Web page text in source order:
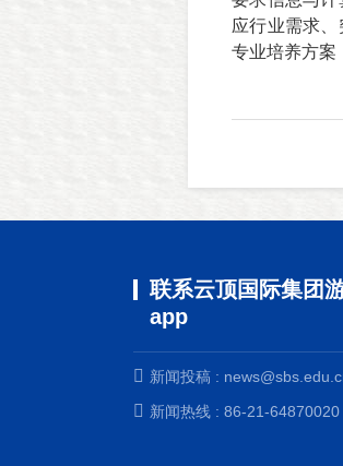
应行业需求
专业培养方案
联系云顶国际集团
app
新闻投稿 :
新闻热线 : 86-21-64870020